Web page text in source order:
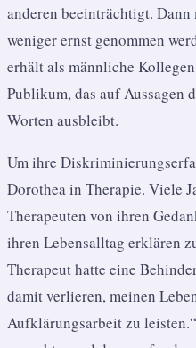
anderen beeinträchtigt.
weniger ernst genommen
erhält als männliche
Publikum, das auf Aussagen
Worten ausbleibt.
Um ihre
Dorothea in Therapie. Viele
Therapeuten von ihren
ihren Lebensalltag erklären
Therapeut hatte eine
damit verlieren, meinen
Aufklärungsarbeit zu